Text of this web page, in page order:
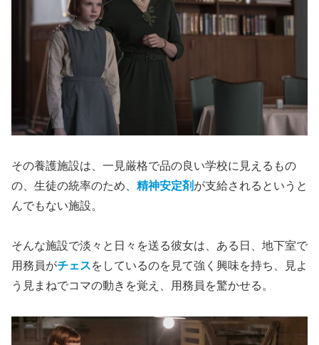
その養護施設は、一見厳格で品の良い学校に見えるもの
の、生徒の統率のため、 精神安定剤 が支給されるというと
んでもない施設。
そんな施設で淡々と日々を送る彼女は、ある日、地下室で
用務員がチェスをしているのを見て強く興味を持ち、見よ
う見まねでコマの動きを覚え、用務員を驚かせる。